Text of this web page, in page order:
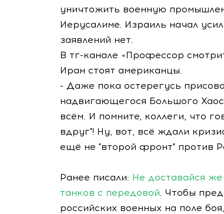
уничтожить военную
Иерусалиме. Израиль начал
заявлений нет.
В тг-канале «Профессор
Иран стоят американцы.
- Даже пока остерегусь
надвигающегося Большого
всём. И помните, коллеги, что
вдруг"! Ну, вот, всё ждали
ещё не "второй фронт" против
Ранее писали: Не доставайся
танков с передовой. Чтобы
российских военных на поле